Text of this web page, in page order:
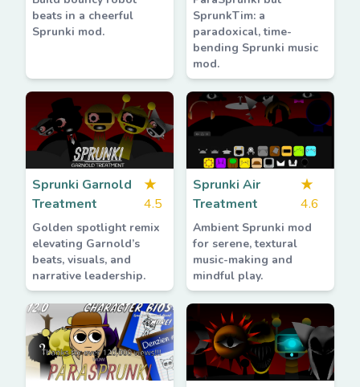
beats in a cheerful
Sprunki mod.
SprunkTim: a
paradoxical, time-
bending Sprunki music
mod.
Sprunki Garnold
Treatment
★
4.5
Golden spotlight remix
elevating Garnold’s
beats, visuals, and
narrative leadership.
Sprunki Air
Treatment
★
4.6
Ambient Sprunki mod
for serene, textural
music-making and
mindful play.